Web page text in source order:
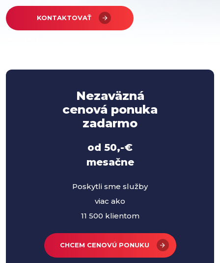
KONTAKTOVAŤ
Nezaväzná
cenová ponuka
zadarmo
od 50,-€
mesačne
Poskytli sme služby
viac ako
11 500 klientom
CHCEM CENOVÚ PONUKU